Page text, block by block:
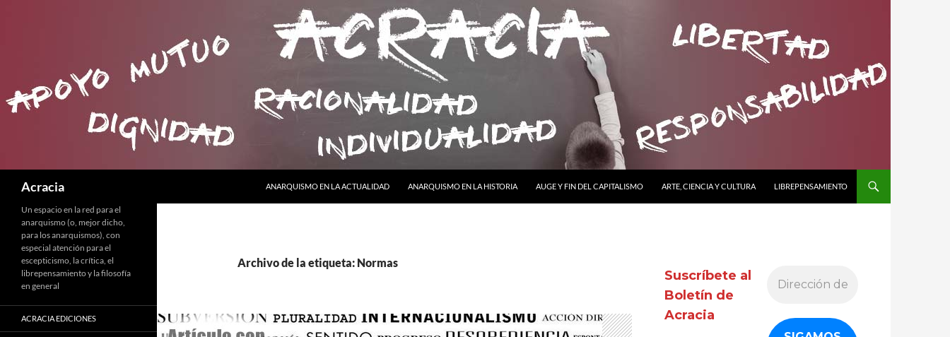
Acracia
ANARQUISMO EN LA ACTUALIDAD
ANARQUISMO EN LA HISTORIA AUGE Y FIN DEL CAPITALISMO ARTE, CIENCIA Y CULTURA LIBREPENSAMIENTO
Archivo de la etiqueta: Normas
Suscríbete al
Boletín de
Acracia
Un espacio en la red para el
anarquismo (o, mejor dicho,
para los anarquismos), con
especial atención para el
escepticismo, la crítica, el
librepensamiento y la filosofía
en general
ACRACIA EDICIONES